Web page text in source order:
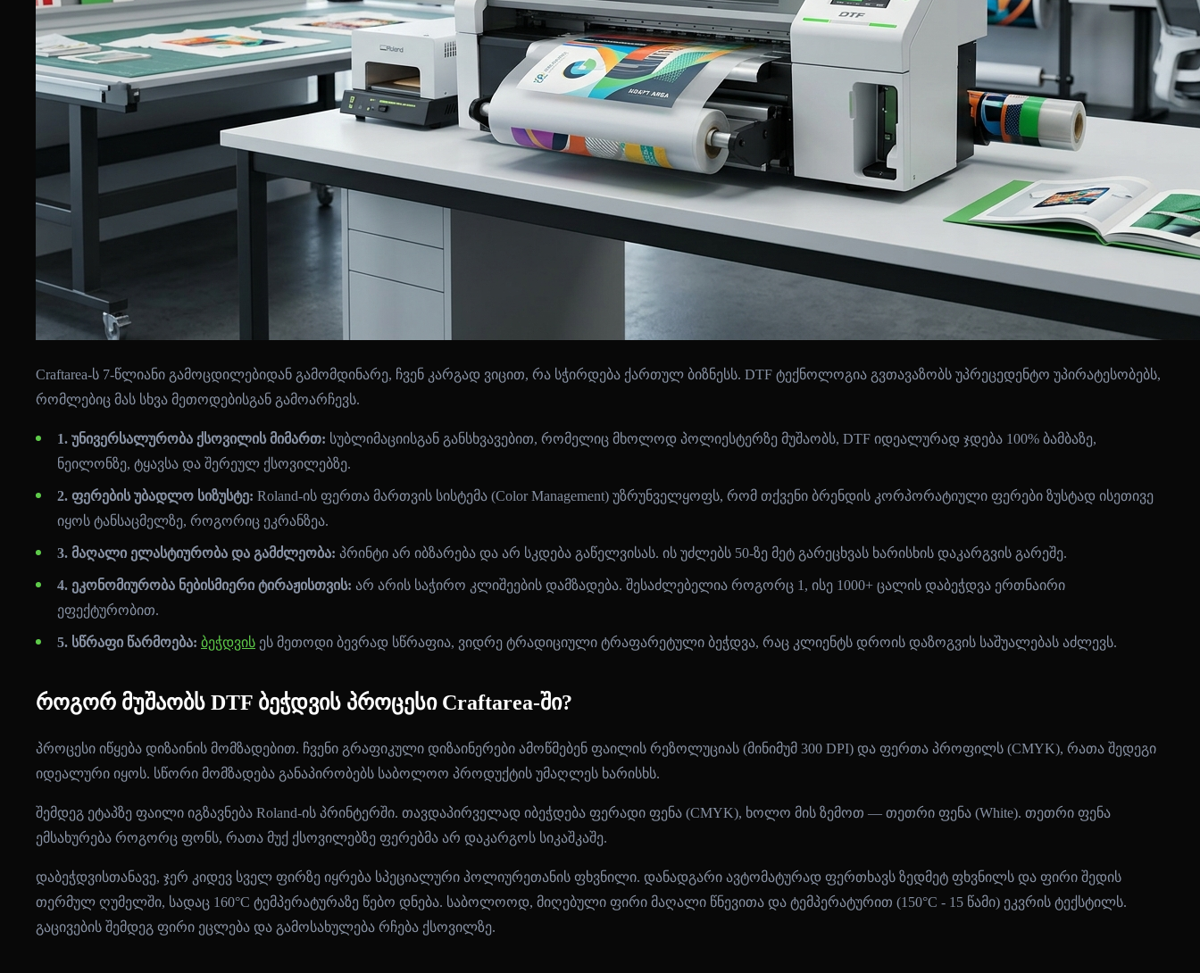
Craftarea-ს 7-წლიანი გამოცდილებიდან გამომდინარე, ჩვენ კარგად ვიცით, რა სჭირდება ქართულ ბიზნესს. DTF ტექნოლოგია გვთავაზობს უპრეცედენტო უპირატესობებს,
რომლებიც მას სხვა მეთოდებისგან გამოარჩევს.
1. უნივერსალურობა ქსოვილის მიმართ: სუბლიმაციისგან განსხვავებით, რომელიც მხოლოდ პოლიესტერზე მუშაობს, DTF იდეალურად ჯდება 100% ბამბაზე,
ნეილონზე, ტყავსა და შერეულ ქსოვილებზე.
2. ფერების უბადლო სიზუსტე: Roland-ის ფერთა მართვის სისტემა (Color Management) უზრუნველყოფს, რომ თქვენი ბრენდის კორპორატიული ფერები ზუსტად ისეთივე
იყოს ტანსაცმელზე, როგორიც ეკრანზეა.
3. მაღალი ელასტიურობა და გამძლეობა: პრინტი არ იბზარება და არ სკდება გაწელვისას. ის უძლებს 50-ზე მეტ გარეცხვას ხარისხის დაკარგვის გარეშე.
4. ეკონომიურობა ნებისმიერი ტირაჟისთვის: არ არის საჭირო კლიშეების დამზადება. შესაძლებელია როგორც 1, ისე 1000+ ცალის დაბეჭდვა ერთნაირი
ეფექტურობით.
5. სწრაფი წარმოება: ბეჭდვის ეს მეთოდი ბევრად სწრაფია, ვიდრე ტრადიციული ტრაფარეტული ბეჭდვა, რაც კლიენტს დროის დაზოგვის საშუალებას აძლევს.
როგორ მუშაობს DTF ბეჭდვის პროცესი Craftarea-ში?
პროცესი იწყება დიზაინის მომზადებით. ჩვენი გრაფიკული დიზაინერები ამოწმებენ ფაილის რეზოლუციას (მინიმუმ 300 DPI) და ფერთა პროფილს (CMYK), რათა შედეგი
იდეალური იყოს. სწორი მომზადება განაპირობებს საბოლოო პროდუქტის უმაღლეს ხარისხს.
შემდეგ ეტაპზე ფაილი იგზავნება Roland-ის პრინტერში. თავდაპირველად იბეჭდება ფერადი ფენა (CMYK), ხოლო მის ზემოთ — თეთრი ფენა (White). თეთრი ფენა
ემსახურება როგორც ფონს, რათა მუქ ქსოვილებზე ფერებმა არ დაკარგოს სიკაშკაშე.
დაბეჭდვისთანავე, ჯერ კიდევ სველ ფირზე იყრება სპეციალური პოლიურეთანის ფხვნილი. დანადგარი ავტომატურად ფერთხავს ზედმეტ ფხვნილს და ფირი შედის
თერმულ ღუმელში, სადაც 160°C ტემპერატურაზე წებო დნება. საბოლოოდ, მიღებული ფირი მაღალი წნევითა და ტემპერატურით (150°C - 15 წამი) ეკვრის ტექსტილს.
გაცივების შემდეგ ფირი ეცლება და გამოსახულება რჩება ქსოვილზე.